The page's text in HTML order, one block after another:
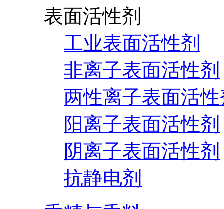
表面活性剂
工业表面活性剂
非离子表面活性剂
两性离子表面活
阳离子表面活性剂
阴离子表面活性剂
抗静电剂